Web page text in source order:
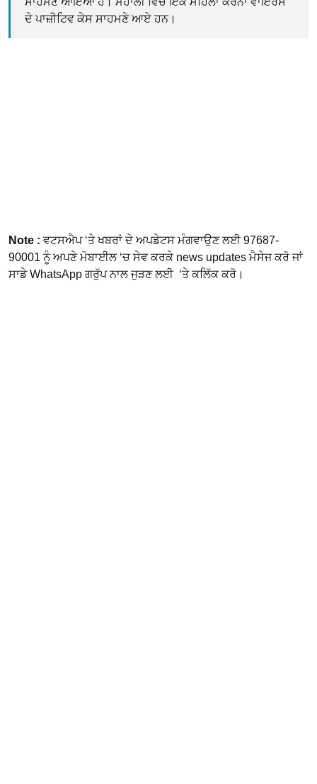
ਦੇ ਪਾਜ਼ੀਟਿਵ ਕੇਸ ਸਾਹਮਣੇ ਆਏ ਹਨ।
Note : ਵਟਸਐਪ ‘ਤੇ ਖਬਰਾਂ ਦੇ ਅਪਡੇਟਸ ਮੰਗਵਾਉਣ ਲਈ 97687-
90001 ਨੂੰ ਅਪਣੇ ਮੋਬਾਈਲ ‘ਚ ਸੇਵ ਕਰਕੇ news updates ਮੈਸੇਜ ਕਰੋ ਜਾਂ
ਸਾਡੇ WhatsApp ਗਰੁੱਪ ਨਾਲ ਜੁੜਣ ਲਈ ‘ਤੇ ਕਲਿੱਕ ਕਰੋ।